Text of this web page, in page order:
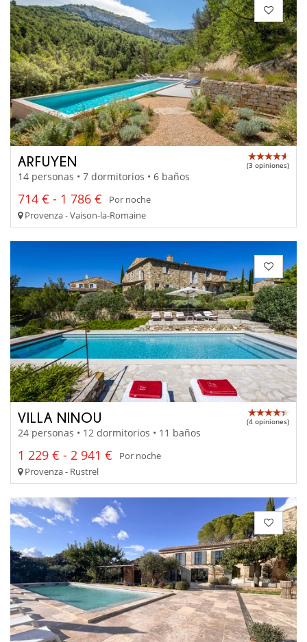
ARFUYEN (3 opiniones)
14 personas • 7 dormitorios • 6 baños
714 € - 1 786 €
Por noche
Provenza - Vaison-la-Romaine
VILLA NINOU (4 opiniones)
24 personas • 12 dormitorios • 11 baños
1 229 € - 2 941 €
Por noche
Provenza - Rustrel